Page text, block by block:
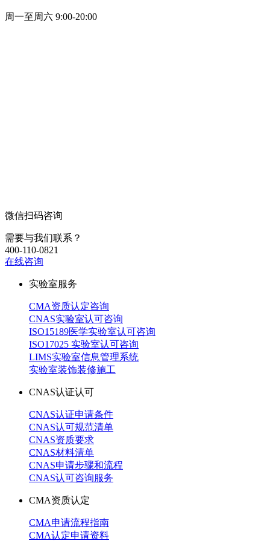
周一至周六 9:00-20:00
微信扫码咨询
需要与我们联系？
400-110-0821
在线咨询
实验室服务
CMA资质认定咨询
CNAS实验室认可咨询
ISO15189医学实验室认可咨询
ISO17025 实验室认可咨询
LIMS实验室信息管理系统
实验室装饰装修施工
CNAS认证认可
CNAS认证申请条件
CNAS认可规范清单
CNAS资质要求
CNAS材料清单
CNAS申请步骤和流程
CNAS认可咨询服务
CMA资质认定
CMA申请流程指南
CMA认定申请资料